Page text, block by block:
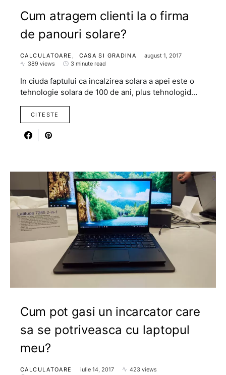
Cum atragem clienti la o firma
de panouri solare?
CALCULATOARE CASA SI GRADINA
august 1, 2017
389 views
3 minute read
In ciuda faptului ca incalzirea solara a apei este o
tehnologie solara de 100 de ani, plus tehnologid…
CITESTE
Cum pot gasi un incarcator care
sa se potriveasca cu laptopul
meu?
CALCULATOARE iulie 14, 2017
423 views